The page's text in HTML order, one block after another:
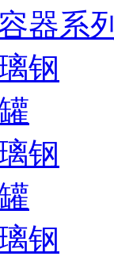
器系列
钢
钢
钢